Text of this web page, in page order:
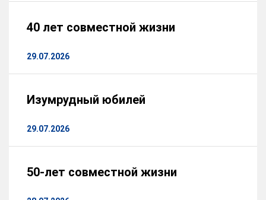
40 лет совместной жизни
29.07.2026
Изумрудный юбилей
29.07.2026
50-лет совместной жизни